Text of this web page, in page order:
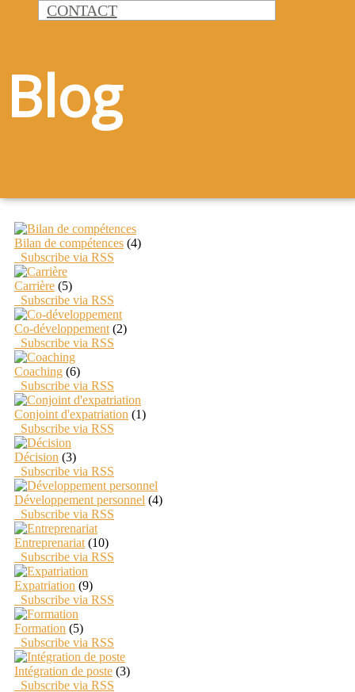
CONTACT
Blog
Bilan de compétences (4)
Subscribe via RSS
Carrière (5)
Subscribe via RSS
Co-développement (2)
Subscribe via RSS
Coaching (6)
Subscribe via RSS
Conjoint d'expatriation (1)
Subscribe via RSS
Décision (3)
Subscribe via RSS
Développement personnel (4)
Subscribe via RSS
Entreprenariat (10)
Subscribe via RSS
Expatriation (9)
Subscribe via RSS
Formation (5)
Subscribe via RSS
Intégration de poste (3)
Subscribe via RSS